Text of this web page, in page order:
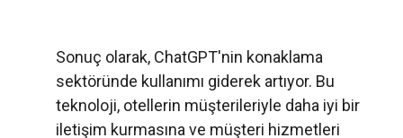
Sonuç olarak, ChatGPT'nin konaklama
sektöründe kullanımı giderek artıyor. Bu
teknoloji, otellerin müşterileriyle daha iyi bir
iletişim kurmasına ve müşteri hizmetleri